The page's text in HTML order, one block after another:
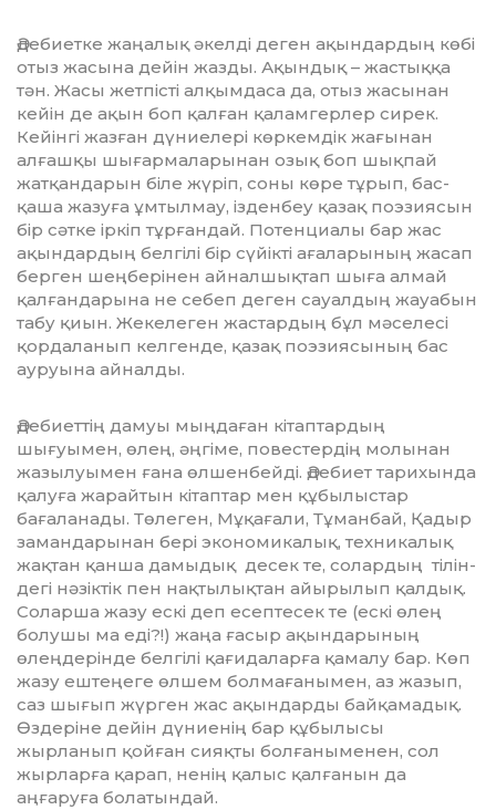
Ә
дебиетке жаңалық әкелді деген ақын­дардың көбі
отыз жасына дейін жазды. Ақындық – жастыққа
тән. Жасы жетпісті алқымдаса да, отыз жасынан
кейін де ақын боп қалған қаламгерлер сирек.
Кейінгі жаз­ған дүниелері көркемдік жағынан
алғашқы шығармаларынан озық боп шықпай
жат­қан­дарын біле жүріп, соны көре тұрып, бас­
қаша жазуға ұмтылмау, ізденбеу қазақ поэзиясын
бір сәтке іркіп тұрғандай. Потенциалы бар жас
ақындардың белгілі бір сүйікті ағаларының жасап
берген шең­бе­рі­нен айналшықтап шыға алмай
қалғандарына не себеп деген сауалдың жауабын
табу қиын. Жекелеген жастардың бұл мәселесі
қордаланып келгенде, қазақ поэзиясының бас
ауруына айналды.
Ә
дебиеттің дамуы мыңдаған кітаптар­дың
шығуымен, өлең, әңгіме, повестердің молынан
жазылуымен ғана өлшенбейді. Әдебиет тарихында
қалуға жарайтын кітап­тар мен құбылыстар
бағаланады. Төлеген, Мұқағали, Тұманбай, Қадыр
замандарынан бері экономикалық, техникалық
жақтан қанша дамыдық десек те, солардың тілін­
дегі нәзіктік пен нақтылықтан айырылып қал­дық.
Соларша жазу ескі деп есептесек те (ескі өлең
болушы ма еді?!) жаңа ғасыр ақы­н­­дарының
өлеңдерінде белгілі қағида­лар­ға қамалу бар. Көп
жазу ештеңеге өлшем болмағанымен, аз жазып,
саз шығып жүр­ген жас ақындарды байқамадық.
Өздеріне дейін дүниенің бар құбылысы
жырланып қойған сияқты болғаныменен, сол
жырларға қарап, ненің қалыс қалғанын да
аңғаруға болатындай.